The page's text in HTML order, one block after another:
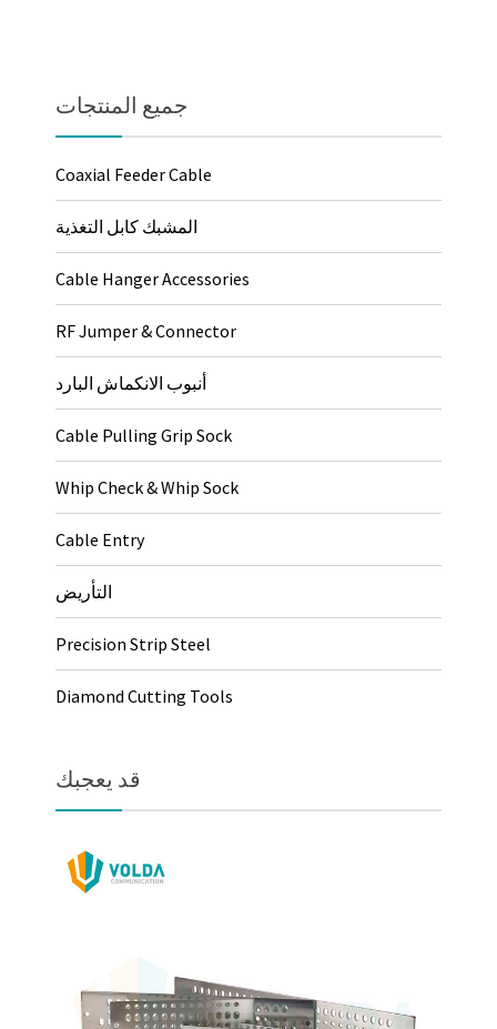
جميع المنتجات
Coaxial Feeder Cable
المشبك كابل التغذية
Cable Hanger Accessories
RF Jumper & Connector
أنبوب الانكماش البارد
Cable Pulling Grip Sock
Whip Check & Whip Sock
Cable Entry
التأريض
Precision Strip Steel
Diamond Cutting Tools
قد يعجبك